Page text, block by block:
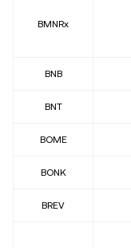
BMNRx
BNB
BNT
BOME
BONK
BREV